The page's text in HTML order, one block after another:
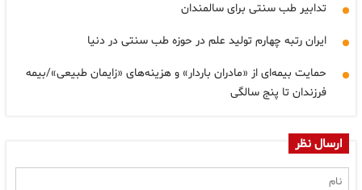
تدابیر طب سنتی برای سالمندان
ایران رتبه چهارم تولید علم در حوزه طب سنتی در دنیا
حمایت بیمه‌ای از «مادران باردار» و هزینه‌های «زایمان طبیعی»/بیمه
فرزندان تا پنج سالگی
ارسال نظر